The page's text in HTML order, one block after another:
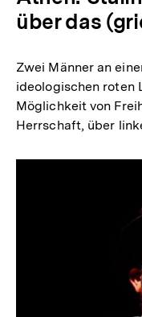
über das
Zwei Männer an
ideologischen roten
Möglichkeit von
Herrschaft, über